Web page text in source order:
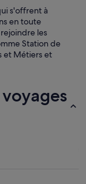
s'offrent à
en toute
les
Station de
et Métiers et